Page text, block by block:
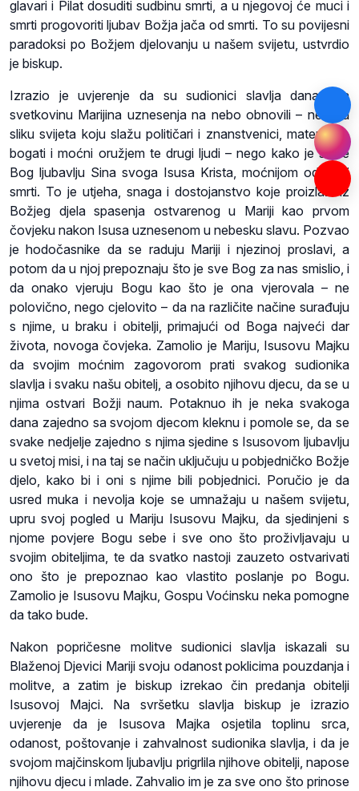
glavari i Pilat dosuditi sudbinu smrti, a u njegovoj će muci i
smrti progovoriti ljubav Božja jača od smrti. To su povijesni
paradoksi po Božjem djelovanju u našem svijetu, ustvrdio
je biskup.
Izrazio je uvjerenje da su sudionici slavlja danas na
svetkovinu Marijina uznesenja na nebo obnovili – ne onu
sliku svijeta koju slažu političari i znanstvenici, materijalno
bogati i moćni oružjem te drugi ljudi – nego kako je slaže
Bog ljubavlju Sina svoga Isusa Krista, moćnijom od zla i
smrti. To je utjeha, snaga i dostojanstvo koje proizlazi iz
Božjeg djela spasenja ostvarenog u Mariji kao prvom
čovjeku nakon Isusa uznesenom u nebesku slavu. Pozvao
je hodočasnike da se raduju Mariji i njezinoj proslavi, a
potom da u njoj prepoznaju što je sve Bog za nas smislio, i
da onako vjeruju Bogu kao što je ona vjerovala – ne
polovično, nego cjelovito – da na različite načine surađuju
s njime, u braku i obitelji, primajući od Boga najveći dar
života, novoga čovjeka. Zamolio je Mariju, Isusovu Majku
da svojim moćnim zagovorom prati svakog sudionika
slavlja i svaku našu obitelj, a osobito njihovu djecu, da se u
njima ostvari Božji naum. Potaknuo ih je neka svakoga
dana zajedno sa svojom djecom kleknu i pomole se, da se
svake nedjelje zajedno s njima sjedine s Isusovom ljubavlju
u svetoj misi, i na taj se način uključuju u pobjedničko Božje
djelo, kako bi i oni s njime bili pobjednici. Poručio je da
usred muka i nevolja koje se umnažaju u našem svijetu,
upru svoj pogled u Mariju Isusovu Majku, da sjedinjeni s
njome povjere Bogu sebe i sve ono što proživljavaju u
svojim obiteljima, te da svatko nastoji zauzeto ostvarivati
ono što je prepoznao kao vlastito poslanje po Bogu.
Zamolio je Isusovu Majku, Gospu Voćinsku neka pomogne
da tako bude.
Nakon popričesne molitve sudionici slavlja iskazali su
Blaženoj Djevici Mariji svoju odanost poklicima pouzdanja i
molitve, a zatim je biskup izrekao čin predanja obitelji
Isusovoj Majci. Na svršetku slavlja biskup je izrazio
uvjerenje da je Isusova Majka osjetila toplinu srca,
odanost, poštovanje i zahvalnost sudionika slavlja, i da je
svojom majčinskom ljubavlju prigrlila njihove obitelji, napose
njihovu djecu i mlade. Zahvalio im je za sve ono što prinose